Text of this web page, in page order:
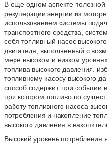
В еще одном аспекте
рекуперации энергии из
использованием системы
транспортного средства,
себя топливный насос
двигателя, выполненный с
мере высоком и низком
топлива высокого давления,
топливному насосу высокого
способ содержит, при событии
при котором топливо по
работу топливного насоса
потребления и накопление
высокого давления в
Высокий уровень